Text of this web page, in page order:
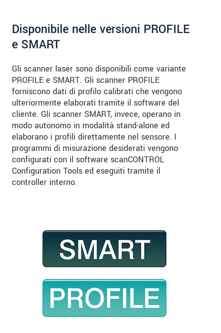
Disponibile nelle versioni PROFILE
e SMART
Gli scanner laser sono disponibili come variante
PROFILE e SMART. Gli scanner PROFILE
forniscono dati di profilo calibrati che vengono
ulteriormente elaborati tramite il software del
cliente. Gli scanner SMART, invece, operano in
modo autonomo in modalità stand-alone ed
elaborano i profili direttamente nel sensore. I
programmi di misurazione desiderati vengono
configurati con il software scanCONTROL
Configuration Tools ed eseguiti tramite il
controller interno.